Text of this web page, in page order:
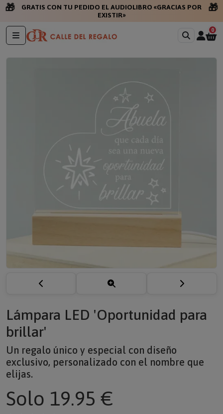
🎁
GRATIS CON TU PEDIDO EL AUDIOLIBRO «GRACIAS POR
EXISTIR»
🎁
0
Lámpara LED 'Oportunidad para
brillar'
Un regalo único y especial con diseño
exclusivo, personalizado con el nombre que
elijas.
Solo 19.95 €